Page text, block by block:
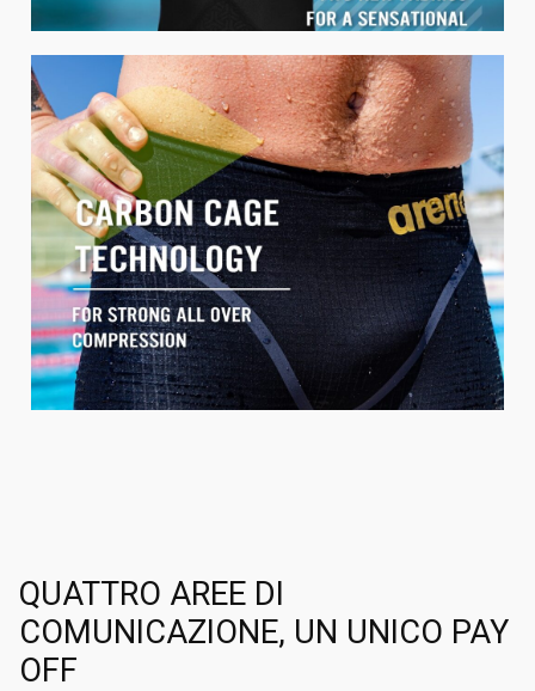
QUATTRO AREE DI
COMUNICAZIONE, UN UNICO PAY
OFF